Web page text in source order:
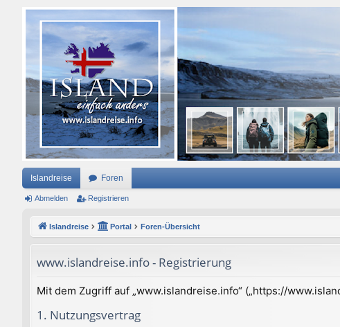
Islandreise Foren
Abmelden Registrieren
Islandreise Portal Foren-Übersicht
www.islandreise.info - Registrierung
Mit dem Zugriff auf „www.islandreise.info“ („https://
1. Nutzungsvertrag